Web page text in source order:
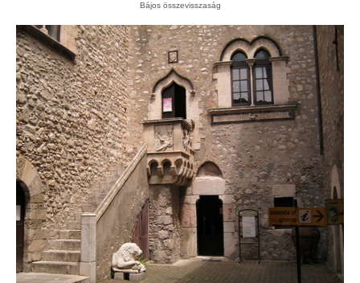
Bájos összevisszaság